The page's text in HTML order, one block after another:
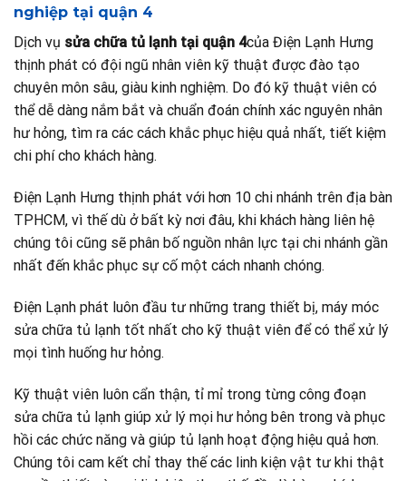
nghiệp tại quận 4
Dịch vụ sửa chữa tủ lạnh tại quận 4của Điện Lạnh Hưng
thịnh phát có đội ngũ nhân viên kỹ thuật được đào tạo
chuyên môn sâu, giàu kinh nghiệm. Do đó kỹ thuật viên có
thể dễ dàng nắm bắt và chuẩn đoán chính xác nguyên nhân
hư hỏng, tìm ra các cách khắc phục hiệu quả nhất, tiết kiệm
chi phí cho khách hàng.
Điện Lạnh Hưng thịnh phát với hơn 10 chi nhánh trên địa bàn
TPHCM, vì thế dù ở bất kỳ nơi đâu, khi khách hàng liên hệ
chúng tôi cũng sẽ phân bố nguồn nhân lực tại chi nhánh gần
nhất đến khắc phục sự cố một cách nhanh chóng.
Điện Lạnh phát luôn đầu tư những trang thiết bị, máy móc
sửa chữa tủ lạnh tốt nhất cho kỹ thuật viên để có thể xử lý
mọi tình huống hư hỏng.
Kỹ thuật viên luôn cẩn thận, tỉ mỉ trong từng công đoạn
sửa chữa tủ lạnh giúp xử lý mọi hư hỏng bên trong và phục
hồi các chức năng và giúp tủ lạnh hoạt động hiệu quả hơn.
Chúng tôi cam kết chỉ thay thế các linh kiện vật tư khi thật